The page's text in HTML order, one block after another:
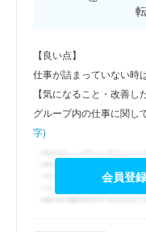
【良い点】
仕事が詰まっていない時
【気になること・改善し
グループ内の仕事に関し
字)
会員登